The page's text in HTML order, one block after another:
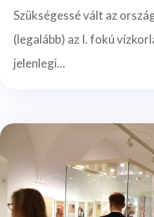
Szükségessé vált az
(legalább) az I. fokú
jelenlegi...